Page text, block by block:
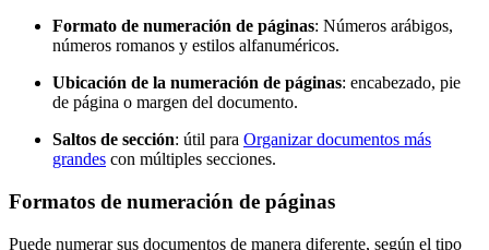
Formato de numeración de páginas: Números arábigos,
números romanos y estilos alfanuméricos.
Ubicación de la numeración de páginas: encabezado, pie
de página o margen del documento.
Saltos de sección: útil para Organizar documentos más
grandes con múltiples secciones.
Formatos de numeración de páginas
Puede numerar sus documentos de manera diferente, según el tipo